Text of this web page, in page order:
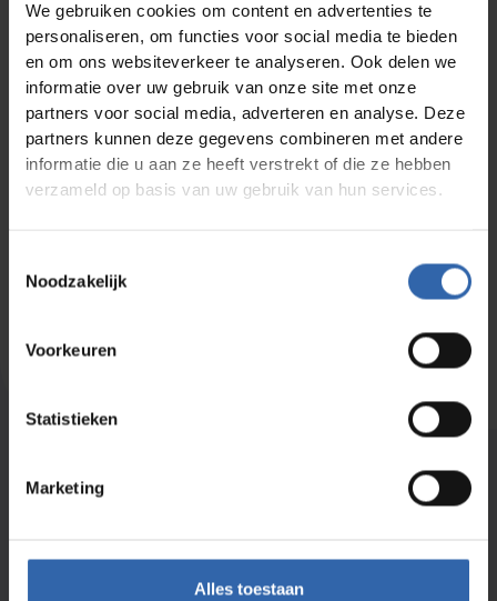
We gebruiken cookies om content en advertenties te
personaliseren, om functies voor social media te bieden
en om ons websiteverkeer te analyseren. Ook delen we
informatie over uw gebruik van onze site met onze
partners voor social media, adverteren en analyse. Deze
partners kunnen deze gegevens combineren met andere
informatie die u aan ze heeft verstrekt of die ze hebben
verzameld op basis van uw gebruik van hun services.
Noodzakelijk
Voorkeuren
Statistieken
Marketing
Alles toestaan
Newsletter abonnieren
Vorname
Nachname
E-mail-Adresse